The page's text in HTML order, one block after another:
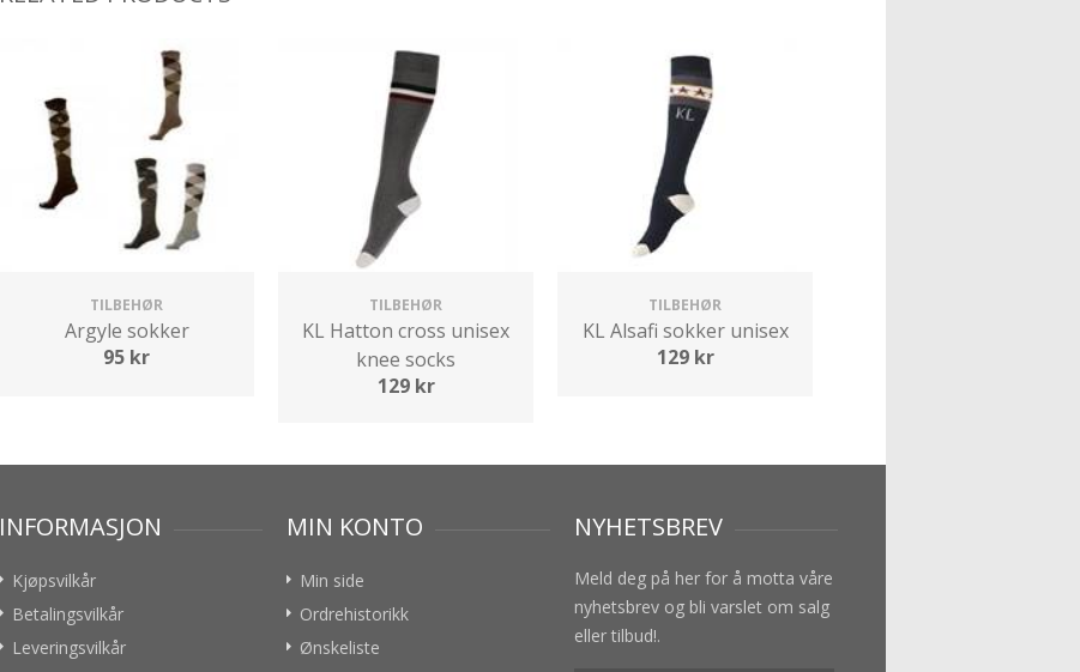
TILBEHØR
Argyle sokker
95 kr
TILBEHØR
KL Hatton cross unisex
knee socks
129 kr
TILBEHØR
KL Alsafi sokker unisex
129 kr
INFORMASJON
Kjøpsvilkår
Betalingsvilkår
Leveringsvilkår
MIN KONTO
Min side
Ordrehistorikk
Ønskeliste
NYHETSBREV
Meld deg på her for å motta våre
nyhetsbrev og bli varslet om salg
eller tilbud!.